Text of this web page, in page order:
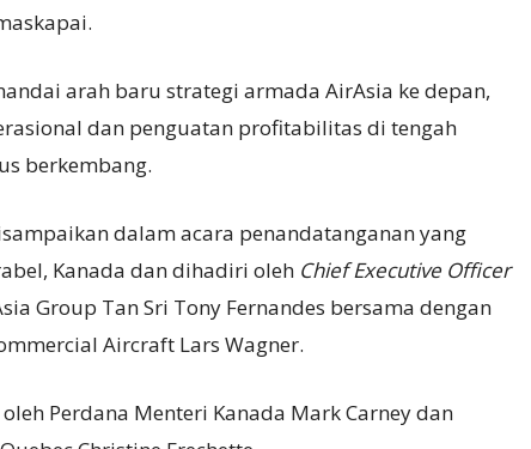
arah baru strategi armada AirAsia ke depan,
dan penguatan profitabilitas di tengah
berkembang.
dalam acara penandatanganan yang
Kanada dan dihadiri oleh Chief Executive Officer
Group Tan Sri Tony Fernandes bersama dengan
Aircraft Lars Wagner.
Perdana Menteri Kanada Mark Carney dan